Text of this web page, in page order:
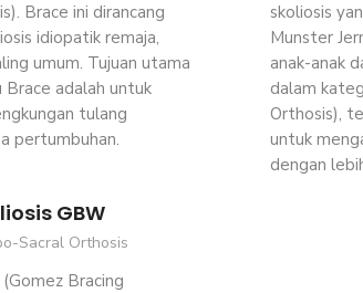
Brace ini dirancang
idiopatik remaja,
umum. Tujuan utama
Brace adalah untuk
tulang
pertumbuhan.
GBW
Sacral Orthosis
Bracing
skoliosis
Munster
anak-anak
dalam
Orthosis),
untuk
dengan